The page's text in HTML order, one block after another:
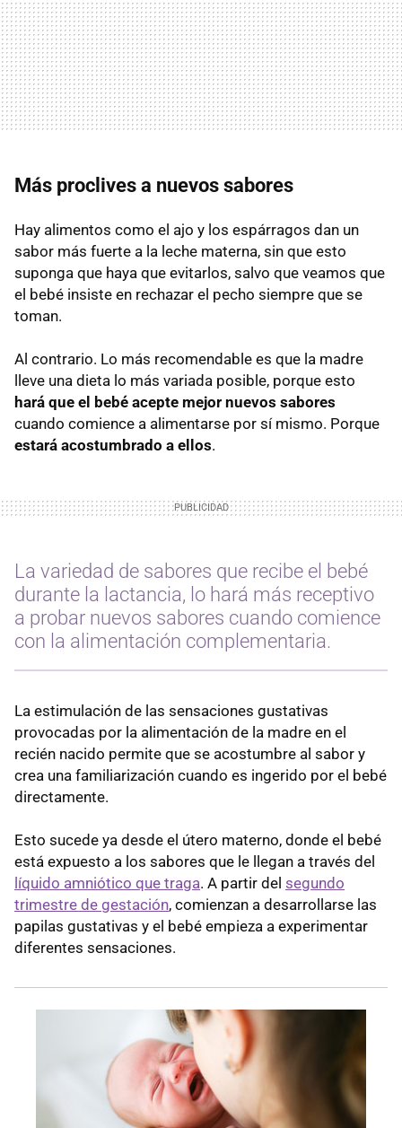
Más proclives a nuevos sabores
Hay alimentos como el ajo y los espárragos dan un
sabor más fuerte a la leche materna, sin que esto
suponga que haya que evitarlos, salvo que veamos que
el bebé insiste en rechazar el pecho siempre que se
toman.
Al contrario. Lo más recomendable es que la madre
lleve una dieta lo más variada posible, porque esto
hará que el bebé acepte mejor nuevos sabores
cuando comience a alimentarse por sí mismo. Porque
estará acostumbrado a ellos.
La variedad de sabores que recibe el bebé
durante la lactancia, lo hará más receptivo
a probar nuevos sabores cuando comience
con la alimentación complementaria.
La estimulación de las sensaciones gustativas
provocadas por la alimentación de la madre en el
recién nacido permite que se acostumbre al sabor y
crea una familiarización cuando es ingerido por el bebé
directamente.
Esto sucede ya desde el útero materno, donde el bebé
está expuesto a los sabores que le llegan a través del
líquido amniótico que traga. A partir del segundo
trimestre de gestación, comienzan a desarrollarse las
papilas gustativas y el bebé empieza a experimentar
diferentes sensaciones.